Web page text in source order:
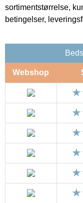
sortimentstørrelse,
betingelser,
Webshop